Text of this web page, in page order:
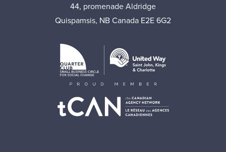
44, promenade Aldridge
Quispamsis, NB Canada E2E 6G2